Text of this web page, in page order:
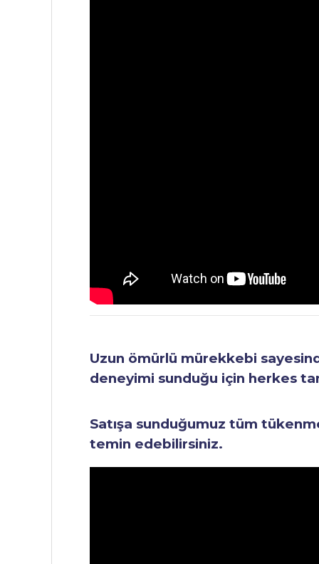
Uzun ömürlü mürekkebi
deneyimi sunduğu için herkes
Satışa sunduğumuz tüm
temin edebilirsiniz.